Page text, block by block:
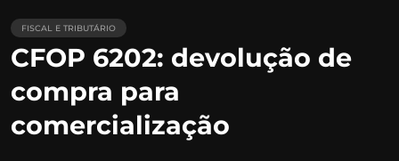
FISCAL E TRIBUTÁRIO
CFOP 6202: devolução de
compra para
comercialização